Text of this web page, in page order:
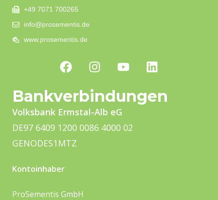
+49 7071 700265
info@prosementis.de
www.prosementis.de
Bankverbindungen
Volksbank Ermstal-Alb eG
DE97 6409 1200 0086 4000 02
GENODES1MTZ
Kontoinhaber
ProSementis GmbH